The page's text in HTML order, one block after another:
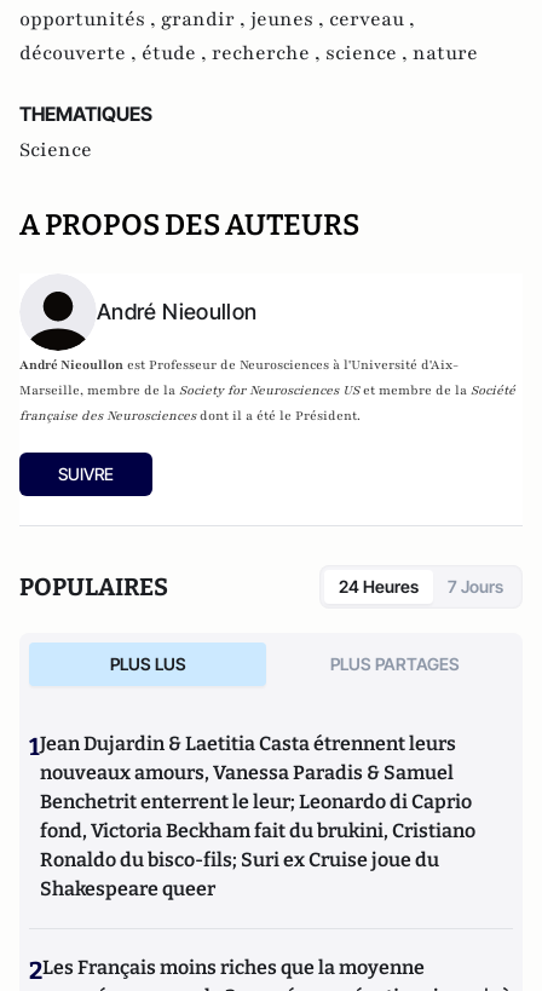
opportunités , grandir , jeunes , cerveau ,
découverte , étude , recherche , science , nature
THEMATIQUES
Science
A PROPOS DES AUTEURS
André Nieoullon
André Nieoullon est Professeur de Neurosciences à l'Université d'Aix-
Marseille, membre de la Society for Neurosciences USet membre de la Société
française des Neurosciencesdont il a été le Président.
SUIVRE
POPULAIRES 24 Heures 7 Jours
PLUS LUS PLUS PARTAGES
1Jean Dujardin & Laetitia Casta étrennent leurs
nouveaux amours, Vanessa Paradis & Samuel
Benchetrit enterrent le leur; Leonardo di Caprio
fond, Victoria Beckham fait du brukini, Cristiano
Ronaldo du bisco-fils; Suri ex Cruise joue du
Shakespeare queer
2Les Français moins riches que la moyenne